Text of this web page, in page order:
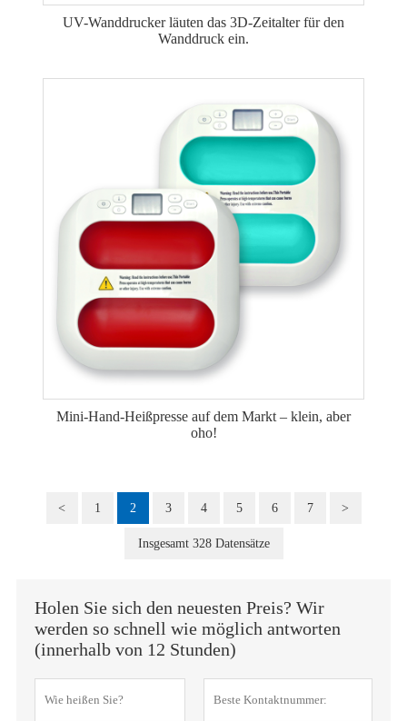
UV-Wanddrucker läuten das 3D-Zeitalter für den
Wanddruck ein.
Mini-Hand-Heißpresse auf dem Markt – klein, aber
oho!
< 1 2 3 4 5 6 7 >
Insgesamt 328 Datensätze
Holen Sie sich den neuesten Preis? Wir
werden so schnell wie möglich antworten
(innerhalb von 12 Stunden)